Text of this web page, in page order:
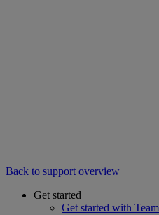
Back to support overview
Get started
Get started with